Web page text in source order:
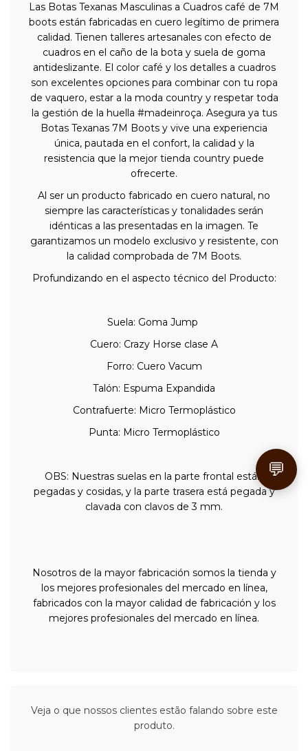
Las Botas Texanas Masculinas a Cuadros café de 7M
boots están fabricadas en cuero legítimo de primera
calidad. Tienen talleres artesanales con efecto de
cuadros en el caño de la bota y suela de goma
antideslizante. El color café y los detalles a cuadros
son excelentes opciones para combinar con tu ropa
de vaquero, estar a la moda country y respetar toda
la gestión de la huella #madeinroça. Asegura ya tus
Botas Texanas 7M Boots y vive una experiencia
única, pautada en el confort, la calidad y la
resistencia que la mejor tienda country puede
ofrecerte.
Al ser un producto fabricado en cuero natural, no
siempre las características y tonalidades serán
idénticas a las presentadas en la imagen. Te
garantizamos un modelo exclusivo y resistente, con
la calidad comprobada de 7M Boots.
Profundizando en el aspecto técnico del Producto:
Suela: Goma Jump
Cuero: Crazy Horse clase A
Forro: Cuero Vacum
Talón: Espuma Expandida
Contrafuerte: Micro Termoplástico
Punta: Micro Termoplástico
OBS: Nuestras suelas en la parte frontal están
pegadas y cosidas, y la parte trasera está pegada y
clavada con clavos de 3 mm.
Nosotros de la mayor fabricación somos la tienda y
los mejores profesionales del mercado en línea,
fabricados con la mayor calidad de fabricación y los
mejores profesionales del mercado en línea.
Veja o que nossos clientes estão falando sobre este
produto.
💬